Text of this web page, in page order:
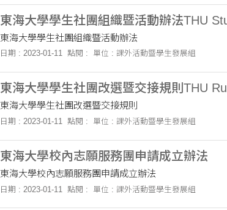
東海大學學生社團組織暨活動辦法THU
東海大學學生社團組織暨活動辦法
日期 : 2023-01-11 點閱 : 單位 : 課外活動暨學生發展組
東海大學學生社團改選暨交接規則THU
東海大學學生社團改選暨交接規則
日期 : 2023-01-11 點閱 : 單位 : 課外活動暨學生發展組
東海大學校內志願服務團申請成立辦法
東海大學校內志願服務團申請成立辦法
日期 : 2023-01-11 點閱 : 單位 : 課外活動暨學生發展組